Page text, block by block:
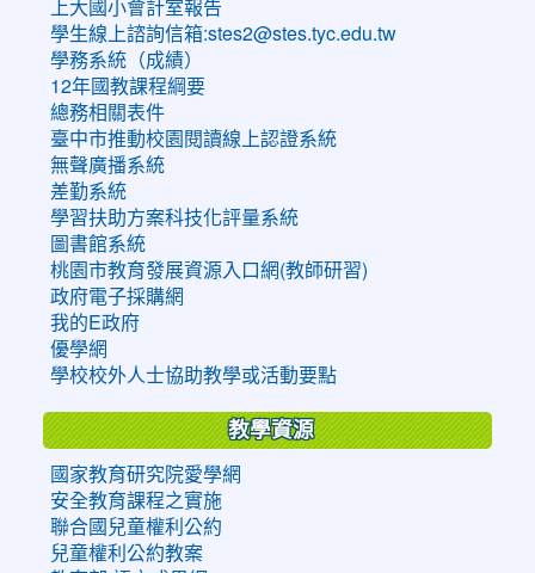
上大國小會計室報告
學生線上諮詢信箱:stes2@stes.tyc.edu.tw
學務系統（成績）
12年國教課程綱要
總務相關表件
臺中市推動校園閱讀線上認證系統
無聲廣播系統
差勤系統
學習扶助方案科技化評量系統
圖書館系統
桃園市教育發展資源入口網(教師研習)
政府電子採購網
我的E政府
優學網
學校校外人士協助教學或活動要點
教學資源
國家教育研究院愛學網
安全教育課程之實施
聯合國兒童權利公約
兒童權利公約教案